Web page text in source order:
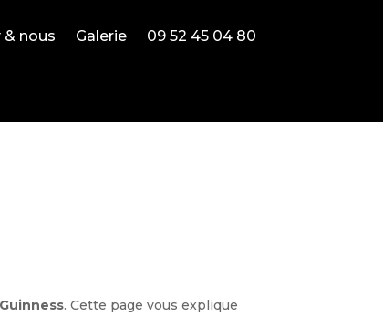
& nous Galerie 09 52 45 04 80
Guinness. Cette page vous explique